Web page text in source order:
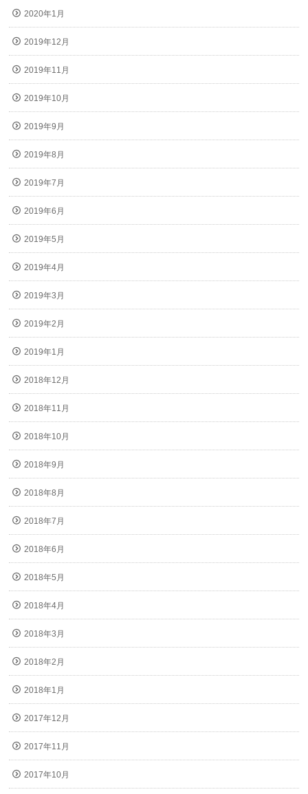
2020年1月
2019年12月
2019年11月
2019年10月
2019年9月
2019年8月
2019年7月
2019年6月
2019年5月
2019年4月
2019年3月
2019年2月
2019年1月
2018年12月
2018年11月
2018年10月
2018年9月
2018年8月
2018年7月
2018年6月
2018年5月
2018年4月
2018年3月
2018年2月
2018年1月
2017年12月
2017年11月
2017年10月